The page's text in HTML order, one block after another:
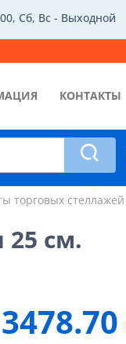
Сб, Вс - Выходной
КОНТАКТЫ
торговых стеллажей
25 см.
3478.70